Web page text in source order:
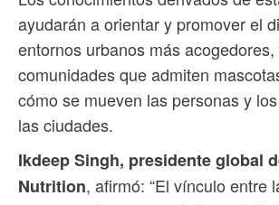
ayudarán a orientar y promover el
entornos urbanos más
comunidades que admiten
cómo se mueven las personas y
las ciudades.
Ikdeep Singh, presidente global
Nutrition, afirmó: “El vínculo entre